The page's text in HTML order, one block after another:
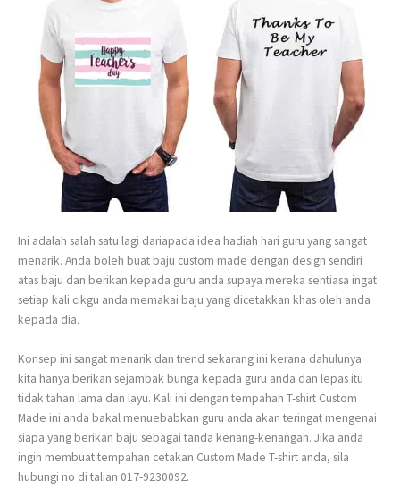
Ini adalah salah satu lagi dariapada idea hadiah hari guru yang sangat
menarik. Anda boleh buat baju custom made dengan design sendiri
atas baju dan berikan kepada guru anda supaya mereka sentiasa ingat
setiap kali cikgu anda memakai baju yang dicetakkan khas oleh anda
kepada dia.
Konsep ini sangat menarik dan trend sekarang ini kerana dahulunya
kita hanya berikan sejambak bunga kepada guru anda dan lepas itu
tidak tahan lama dan layu. Kali ini dengan tempahan T-shirt Custom
Made ini anda bakal menuebabkan guru anda akan teringat mengenai
siapa yang berikan baju sebagai tanda kenang-kenangan. Jika anda
ingin membuat tempahan cetakan Custom Made T-shirt anda, sila
hubungi no di talian 017-9230092.